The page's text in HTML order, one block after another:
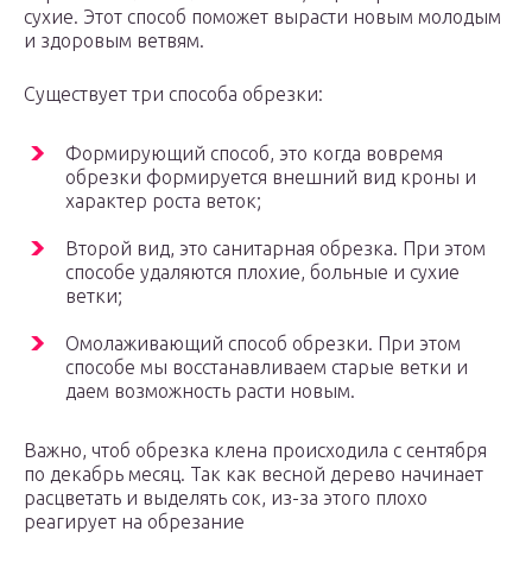
сухие. Этот способ поможет вырасти новым молодым
и здоровым ветвям.
Существует три способа обрезки:
Формирующий способ, это когда вовремя
обрезки формируется внешний вид кроны и
характер роста веток;
Второй вид, это санитарная обрезка. При этом
способе удаляются плохие, больные и сухие
ветки;
Омолаживающий способ обрезки. При этом
способе мы восстанавливаем старые ветки и
даем возможность расти новым.
Важно, чтоб обрезка клена происходила с сентября
по декабрь месяц. Так как весной дерево начинает
расцветать и выделять сок, из-за этого плохо
реагирует на обрезание